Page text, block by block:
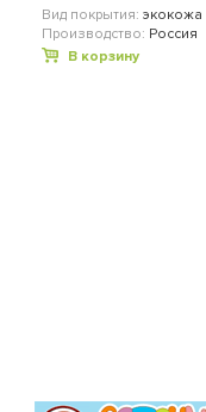
Вид покрытия: экокожа
Производство: Россия
В корзину